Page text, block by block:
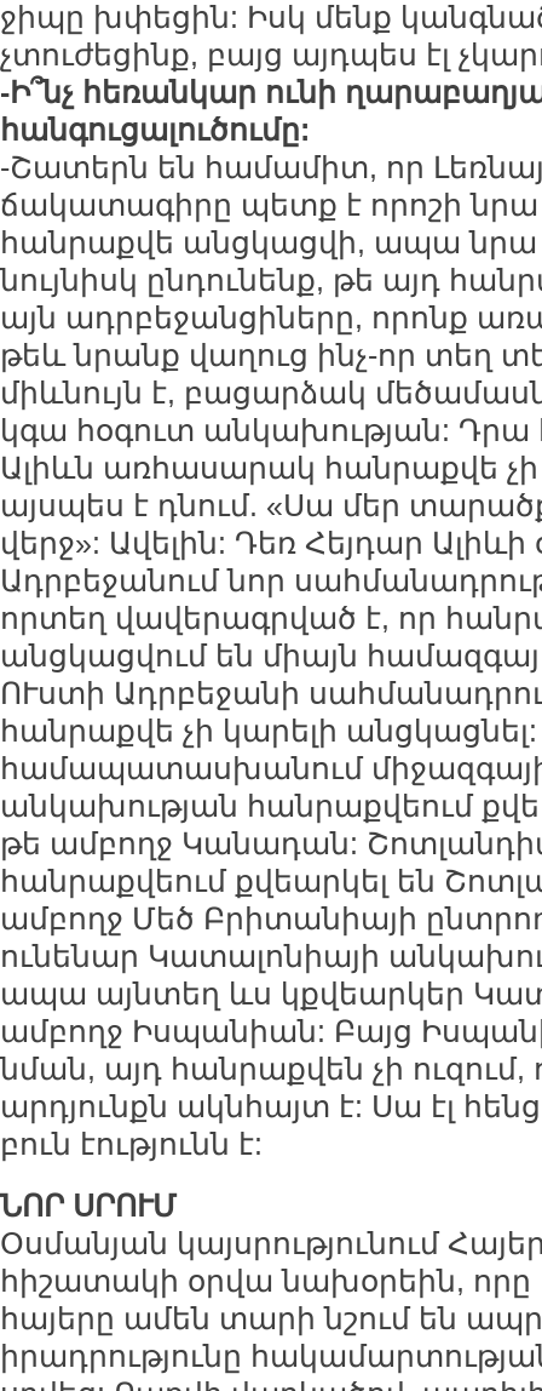
ջիպը խփեցին: Իսկ մենք
չտուժեցինք, բայց այդպես էլ
-Ի՞նչ հեռանկար ունի
հանգուցալուծումը:
-Շատերն են համամիտ, որ
ճակատագիրը պետք է որոշի նրա
հանրաքվե անցկացվի, ապա նրա
նույնիսկ ընդունենք, թե այդ
այն ադրբեջանցիները, որոնք
թեև նրանք վաղուց ինչ-որ տեղ
միևնույն է, բացարձակ
կգա հօգուտ անկախության: Դրա
Ալիևն առհասարակ հանրաքվե չի
այսպես է դնում. «Սա մեր
վերջ»: Ավելին: Դեռ Հեյդար
Ադրբեջանում նոր
որտեղ վավերագրված է, որ
անցկացվում են միայն
ՈՒստի Ադրբեջանի
հանրաքվե չի կարելի
համապատասխանում
անկախության հանրաքվեում
թե ամբողջ Կանադան:
հանրաքվեում քվեարկել են
ամբողջ Մեծ Բրիտանիայի
ունենար Կատալոնիայի
ապա այնտեղ ևս կքվեարկեր
ամբողջ Իսպանիան: Բայց
նման, այդ հանրաքվեն չի
արդյունքն ակնհայտ է: Սա էլ
բուն էությունն է:
ՆՈՐ ՍՐՈՒՄ
Օսմանյան կայսրությունում
հիշատակի օրվա նախօրեին,
հայերը ամեն տարի նշում են
իրադրությունը